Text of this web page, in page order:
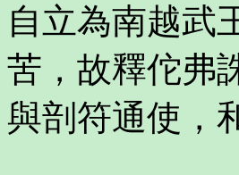
自立為南越武
苦，故釋佗弗
與剖符通使，